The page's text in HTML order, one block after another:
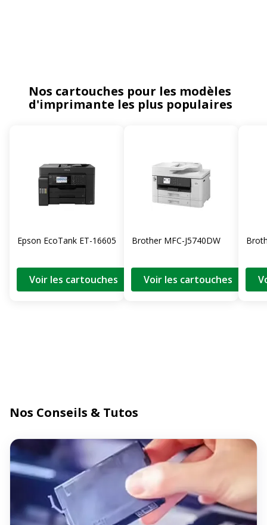
Nos cartouches pour les modèles
d'imprimante les plus populaires
Epson EcoTank ET-16605
Voir les cartouches
Brother MFC-J5740DW
Voir les cartouches
Nos Conseils & Tutos